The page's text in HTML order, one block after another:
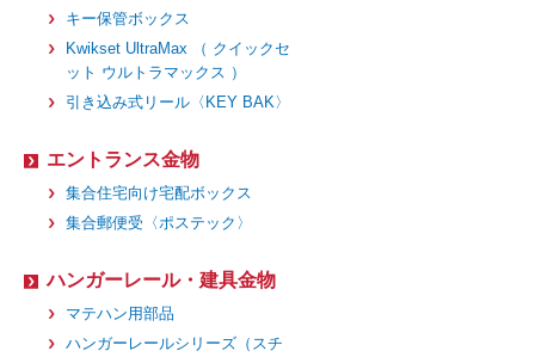
キー保管ボックス
Kwikset UltraMax （ クイックセ
ット ウルトラマックス ）
引き込み式リール〈KEY BAK〉
エントランス金物
集合住宅向け宅配ボックス
集合郵便受〈ポステック〉
ハンガーレール・建具金物
マテハン用部品
ハンガーレールシリーズ（スチ